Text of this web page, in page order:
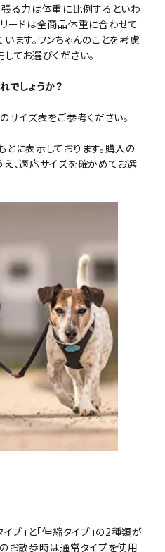
る力は体重に比例するといわ
ードは全商品体重に合わせて
ます。ワンちゃんのことを考慮
てお選びください。
でしょうか？
イズ表をご参考ください。
に表示しております。購入の
、適応サイズを確かめてお選
プ」と「伸縮タイプ」の2種類が
お散歩時は通常タイプを使用